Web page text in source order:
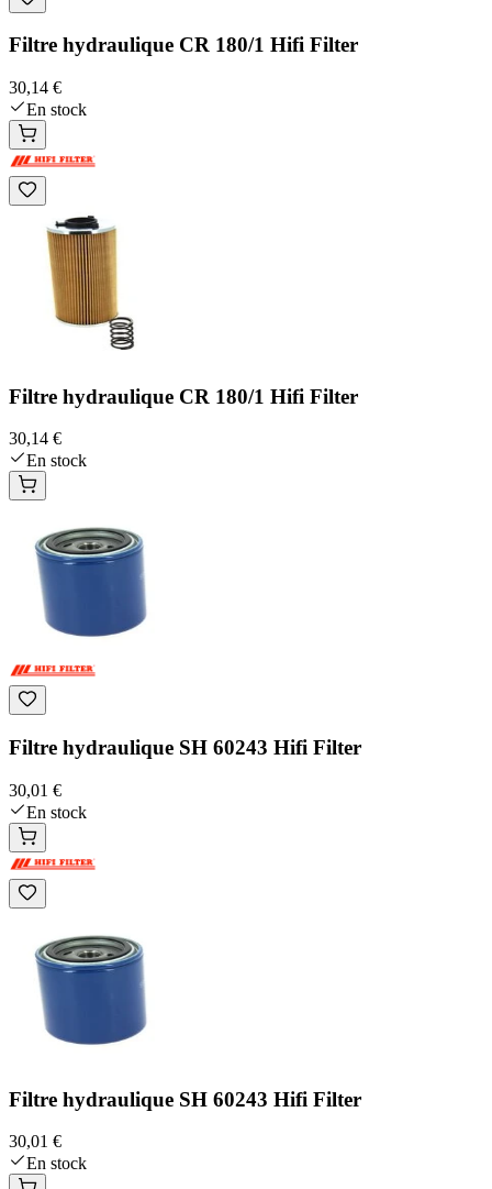
Filtre hydraulique CR 180/1 Hifi Filter
30,14 €
En stock
Filtre hydraulique CR 180/1 Hifi Filter
30,14 €
En stock
Filtre hydraulique SH 60243 Hifi Filter
30,01 €
En stock
Filtre hydraulique SH 60243 Hifi Filter
30,01 €
En stock